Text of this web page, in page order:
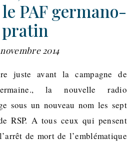
PAF germano-
pratin
novembre 2014
la nouvelle radio
sous un nouveau nom les sept
RSP. A tous ceux qui pensent
de mort de l’emblématique